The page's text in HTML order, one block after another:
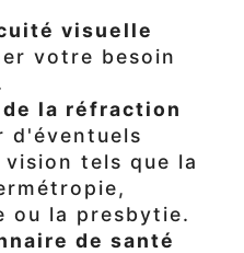
visuelle
votre besoin
de la réfraction
d'éventuels
tels que la
ou la presbytie.
de santé